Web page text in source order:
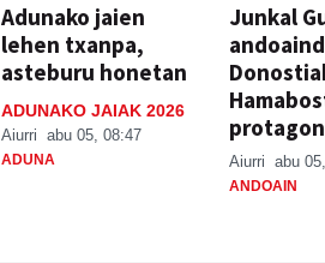
Adunako jaien
lehen txanpa,
asteburu honetan
ADUNAKO JAIAK 2026
Aiurri abu 05, 08:47
ADUNA
Junkal
Aiurri abu
ANDOAIN